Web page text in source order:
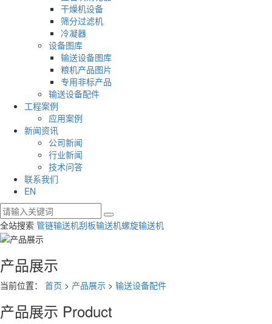
干燥机设备
筛分过滤机
冷凝器
设备图库
输送设备图库
粮机产品图片
专用非标产品
输送设备配件
工程案例
应用案例
新闻资讯
公司新闻
行业新闻
技术问答
联系我们
EN
全站搜索 管链输送机刮板输送机螺旋输送机
产品展示
当前位置： 首页 > 产品展示 > 输送设备配件
产品展示 Product